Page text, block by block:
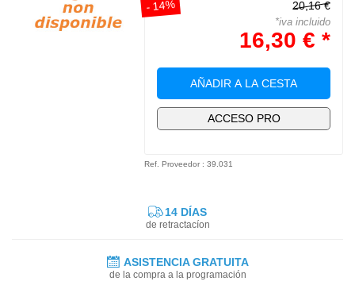
- 14% 20,16 €
*iva incluido
16,30 € *
AÑADIR A LA CESTA
ACCESO PRO
Ref. Proveedor : 39.031
14 DÍAS
de retractacíon
ASISTENCIA GRATUITA
de la compra a la programación